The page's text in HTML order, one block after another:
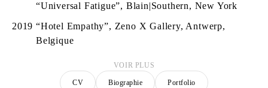
“Universal Fatigue”, Blain|Southern, New York
2019 “Hotel Empathy”, Zeno X Gallery, Antwerp,
Belgique
VOIR PLUS
CV Biographie Portfolio